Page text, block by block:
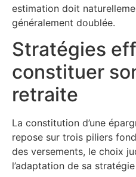
estimation doit
généralement doublée.
Stratégies
constituer
retraite
La constitution d’une
repose sur trois piliers
des versements, le choix
l’adaptation de sa